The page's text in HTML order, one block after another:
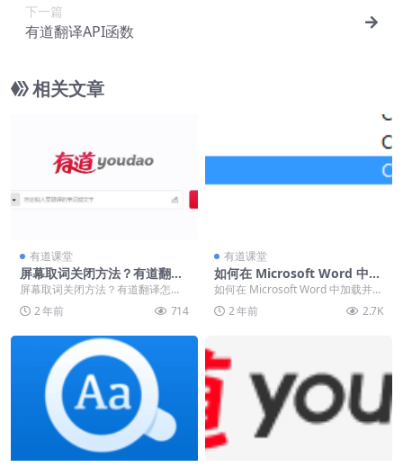
下一篇
有道翻译API函数
相关文章
有道课堂
屏幕取词关闭方法？有道翻译
怎么关闭屏幕取词？
屏幕取词关闭方法？有道翻译怎么
关闭屏幕取词？ 有道翻译屏幕取词
是常用的功能是软件...
2 年前 714
有道课堂
如何在 Microsoft Word 中加
载并使用有道词典插件：详细
教程
如何在 Microsoft Word 中加载并使
用有道词典插件：详细教程 有道
词...2 年前 2.7K